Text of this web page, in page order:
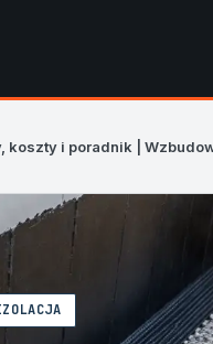
koszty i poradnik |